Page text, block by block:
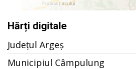
Hărți digitale
Județul Argeș
Municipiul Câmpulung